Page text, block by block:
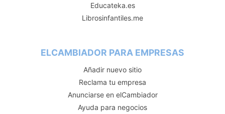
Educateka.es
Librosinfantiles.me
ELCAMBIADOR PARA EMPRESAS
Añadir nuevo sitio
Reclama tu empresa
Anunciarse en elCambiador
Ayuda para negocios